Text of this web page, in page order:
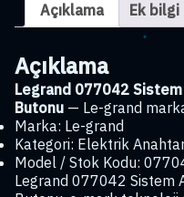
Modül
Light
adet
Açıklama Ek bilgi
Açıklama
Legrand 077042 Sistem
Butonu — Le-grand
Marka: Le-grand
Kategori: Elektrik
Model / Stok Kodu:
Legrand 077042 Sistem